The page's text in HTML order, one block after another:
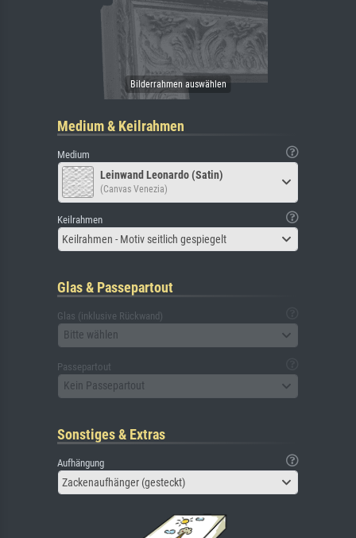
Medium & Keilrahmen
Medium
Leinwand Leonardo (Satin)
(Canvas Venezia)
Keilrahmen
Keilrahmen - Motiv seitlich gespiegelt
Glas & Passepartout
Glas (inklusive Rückwand)
Bitte wählen
Passepartout
Kein Passepartout
Sonstiges & Extras
Aufhängung
Zackenaufhänger (gesteckt)